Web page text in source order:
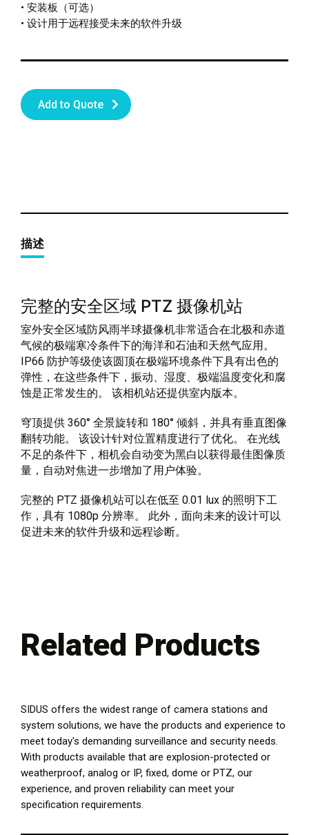
• 安装板（可选）
• 设计用于远程接受未来的软件升级
Add to Quote
描述
完整的安全区域 PTZ 摄像机站
室外安全区域防风雨半球摄像机非常适合在北极和赤道
气候的极端寒冷条件下的海洋和石油和天然气应用。
IP66 防护等级使该圆顶在极端环境条件下具有出色的
弹性，在这些条件下，振动、湿度、极端温度变化和腐
蚀是正常发生的。 该相机站还提供室内版本。
穹顶提供 360° 全景旋转和 180° 倾斜，并具有垂直图像
翻转功能。 该设计针对位置精度进行了优化。 在光线
不足的条件下，相机会自动变为黑白以获得最佳图像质
量，自动对焦进一步增加了用户体验。
完整的 PTZ 摄像机站可以在低至 0.01 lux 的照明下工
作，具有 1080p 分辨率。 此外，面向未来的设计可以
促进未来的软件升级和远程诊断。
Related Products
SIDUS offers the widest range of camera stations and
system solutions, we have the products and experience to
meet today's demanding surveillance and security needs.
With products available that are explosion-protected or
weatherproof, analog or IP, fixed, dome or PTZ, our
experience, and proven reliability can meet your
specification requirements.